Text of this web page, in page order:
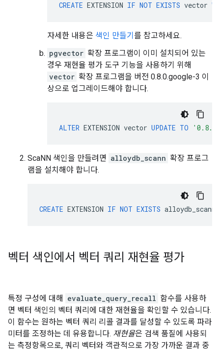
CREATE EXTENSION IF NOT EXISTS vector
자세한 내용은 색인 만들기 를 참고하세요.
pgvector 확장 프로그램이 이미 설치되어 있는
경우 재현율 평가 도구 기능을 사용하기 위해
vector 확장 프로그램을 버전 0.8.0.google-3 이
상으로 업그레이드해야 합니다.
ALTER EXTENSION vector UPDATE TO
ScaNN 색인을 만들려면 alloydb_scann 확장 프로그
램을 설치해야 합니다.
CREATE EXTENSION IF NOT EXISTS alloydb_scann
벡터 색인에서 벡터 쿼리 재현율 평가
특정 구성에 대해 evaluate_query_recall 함수를 사용하
면 벡터 색인의 벡터 쿼리에 대한 재현율을 확인할 수 있습니다.
이 함수는 원하는 벡터 쿼리 리콜 결과를 달성할 수 있도록 파라
미터를 조정하는 데 유용합니다. 재현율은 검색 품질에 사용되
는 측정항목으로, 쿼리 벡터와 객관적으로 가장 가까운 결과 중